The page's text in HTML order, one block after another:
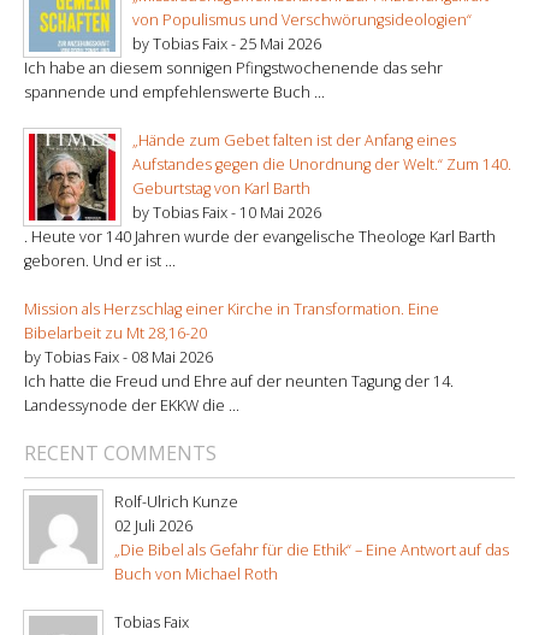
von Populismus und Verschwörungsideologien“
by Tobias Faix -25 Mai 2026
Ich habe an diesem sonnigen Pfingstwochenende das sehr
spannende und empfehlenswerte Buch ...
„Hände zum Gebet falten ist der Anfang eines
Aufstandes gegen die Unordnung der Welt.“ Zum 140.
Geburtstag von Karl Barth
by Tobias Faix - 10 Mai 2026
. Heute vor 140 Jahren wurde der evangelische Theologe Karl Barth
geboren. Und er ist ...
Mission als Herzschlag einer Kirche in Transformation. Eine
Bibelarbeit zu Mt 28,16-20
by Tobias Faix - 08 Mai 2026
Ich hatte die Freud und Ehre auf der neunten Tagung der 14.
Landessynode der EKKW die ...
RECENT COMMENTS
Rolf-Ulrich Kunze
02 Juli 2026
„Die Bibel als Gefahr für die Ethik“ – Eine Antwort auf das
Buch von Michael Roth
Tobias Faix